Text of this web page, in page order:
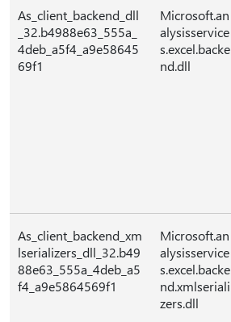
As_client_backend_dll
_32.b4988e63_555a_
4deb_a5f4_a9e58645
69f1
Microsoft.an
alysisservice
s.excel.backe
nd.dll
As_client_backend_xm
lserializers_dll_32.b49
88e63_555a_4deb_a5
f4_a9e5864569f1
Microsoft.an
alysisservice
s.excel.backe
nd.xmlseriali
zers.dll